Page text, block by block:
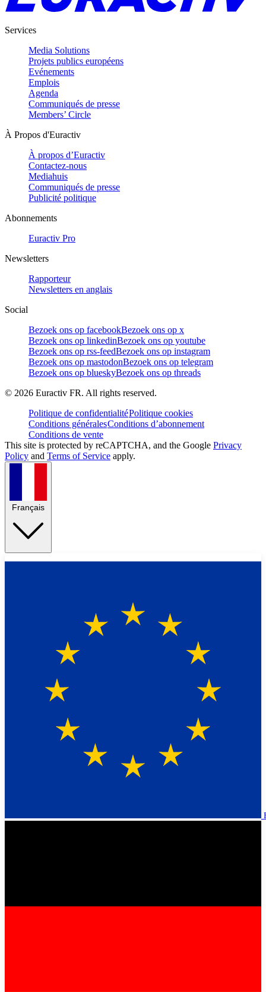
Services
Media Solutions
Projets publics européens
Evénements
Emplois
Agenda
Communiqués de presse
Members’ Circle
À Propos d'Euractiv
À propos d’Euractiv
Contactez-nous
Mediahuis
Communiqués de presse
Publicité politique
Abonnements
Euractiv Pro
Newsletters
Rapporteur
Newsletters en anglais
Social
Bezoek ons op facebookBezoek ons op x
Bezoek ons op linkedinBezoek ons op youtube
Bezoek ons op rss-feedBezoek ons op instagram
Bezoek ons op mastodonBezoek ons op telegram
Bezoek ons op blueskyBezoek ons op threads
© 2026 Euractiv FR. All rights reserved.
Politique de confidentialitéPolitique cookies
Conditions généralesConditions d’abonnement
Conditions de vente
This site is protected by reCAPTCHA, and the Google Privacy
Policy and Terms of Service apply.
Français